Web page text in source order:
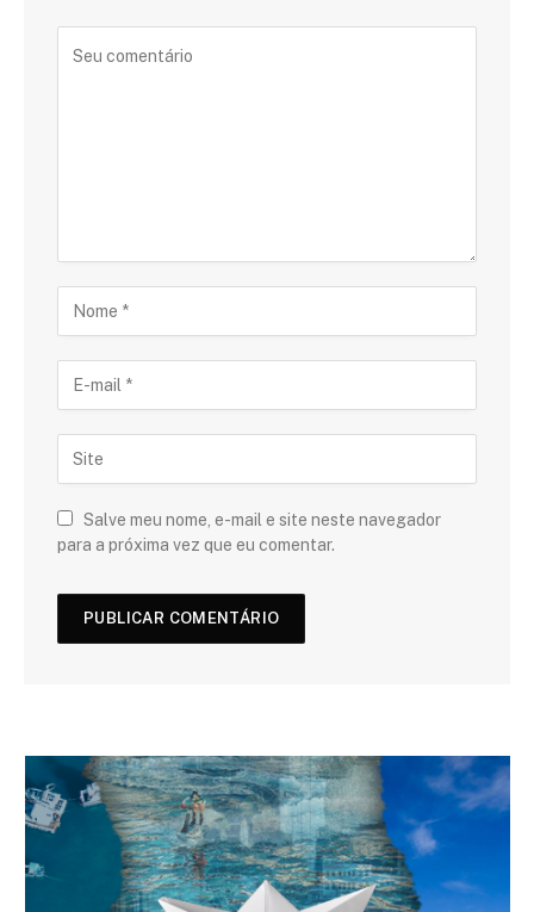
Salve meu nome, e-mail e site neste navegador
para a próxima vez que eu comentar.